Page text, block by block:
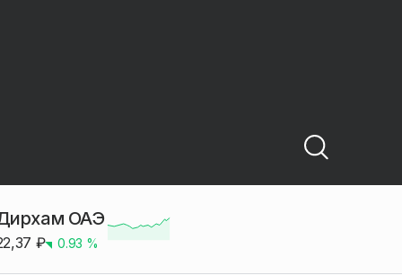
ОАЭ
₽ 0.93 %